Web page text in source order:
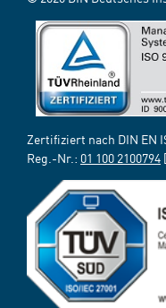
Zertifiziert nach DIN EN
Reg.-Nr.: 01 100 2100794